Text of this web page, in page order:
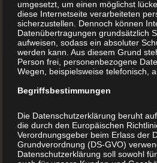
umgesetzt, um einen möglichst
diese Internetseite verarbeiteten
sicherzustellen. Dennoch können
Datenübertragungen grundsätzlich
aufweisen, sodass ein absoluter
werden kann. Aus diesem Grund
Person frei, personenbezogene
Wegen, beispielsweise telefonisch,
Begriffsbestimmungen
Die Datenschutzerklärung beruht
die durch den Europäischen
Verordnungsgeber beim Erlass der
Grundverordnung (DS-GVO)
Datenschutzerklärung soll sowohl